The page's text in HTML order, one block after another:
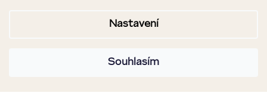
Nastavení
Souhlasím